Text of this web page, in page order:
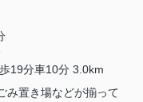
19分車10分 3.0km
み置き場などが揃って